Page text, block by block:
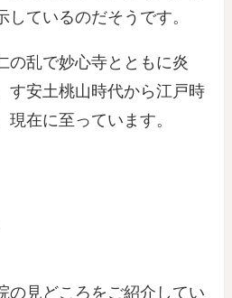
ているのだそうです。
の乱で妙心寺とともに炎
す安土桃山時代から江戸時
在に至っています。
の見どころをご紹介してい